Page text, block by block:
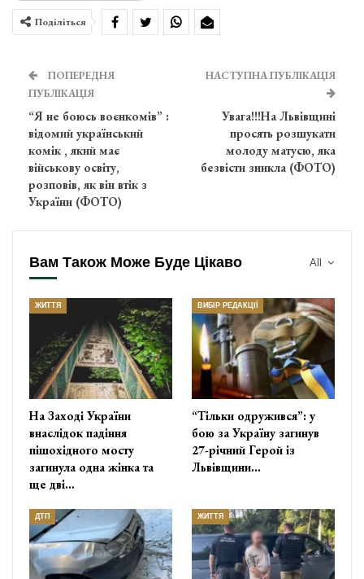
Поділіться
ПОПЕРЕДНЯ
ПУБЛІКАЦІЯ
“Я не боюсь воєнкомів” :
відомий український
комік , який має
військову освіту,
розповів, як він втік з
України (ФОТО)
НАСТУПНА ПУБЛІКАЦІЯ
Увага!!!На Львівщині
просять розшукати
молоду матусю, яка
безвісти зникла (ФОТО)
All
Вам Також Може Буде Цікаво
ЖИТТЯ
На Заході України
внаслідок падіння
пішохідного мосту
загинула одна жінка та
ще дві…
ВИБІР РЕДАКЦІЇ
“Тільки одружився”: у
бою за Україну загинув
27-річний Герой із
Львівщини…
ДТП ЖИТТЯ